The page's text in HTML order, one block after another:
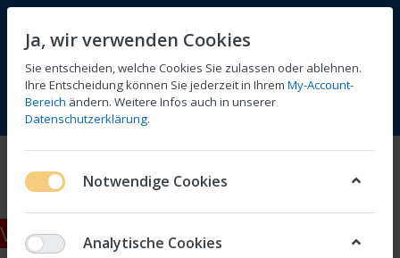
Menü Anmelden Vergleichen Wunschliste
Zubehör
Vertrag widerrufen
Ja, wir verwenden Cookies
Sie entscheiden, welche Cookies Sie zulassen oder ablehnen.
Ihre Entscheidung können Sie jederzeit in Ihrem My-Account-
Bereich ändern. Weitere Infos auch in unserer
Datenschutzerklärung.
Notwendige Cookies
Analytische Cookies